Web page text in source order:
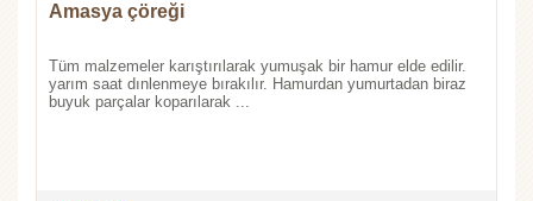
Amasya çöreği
Tüm malzemeler karıştırılarak yumuşak bir hamur elde edilir.
yarım saat dınlenmeye bırakılır. Hamurdan yumurtadan biraz
buyuk parçalar koparılarak ...